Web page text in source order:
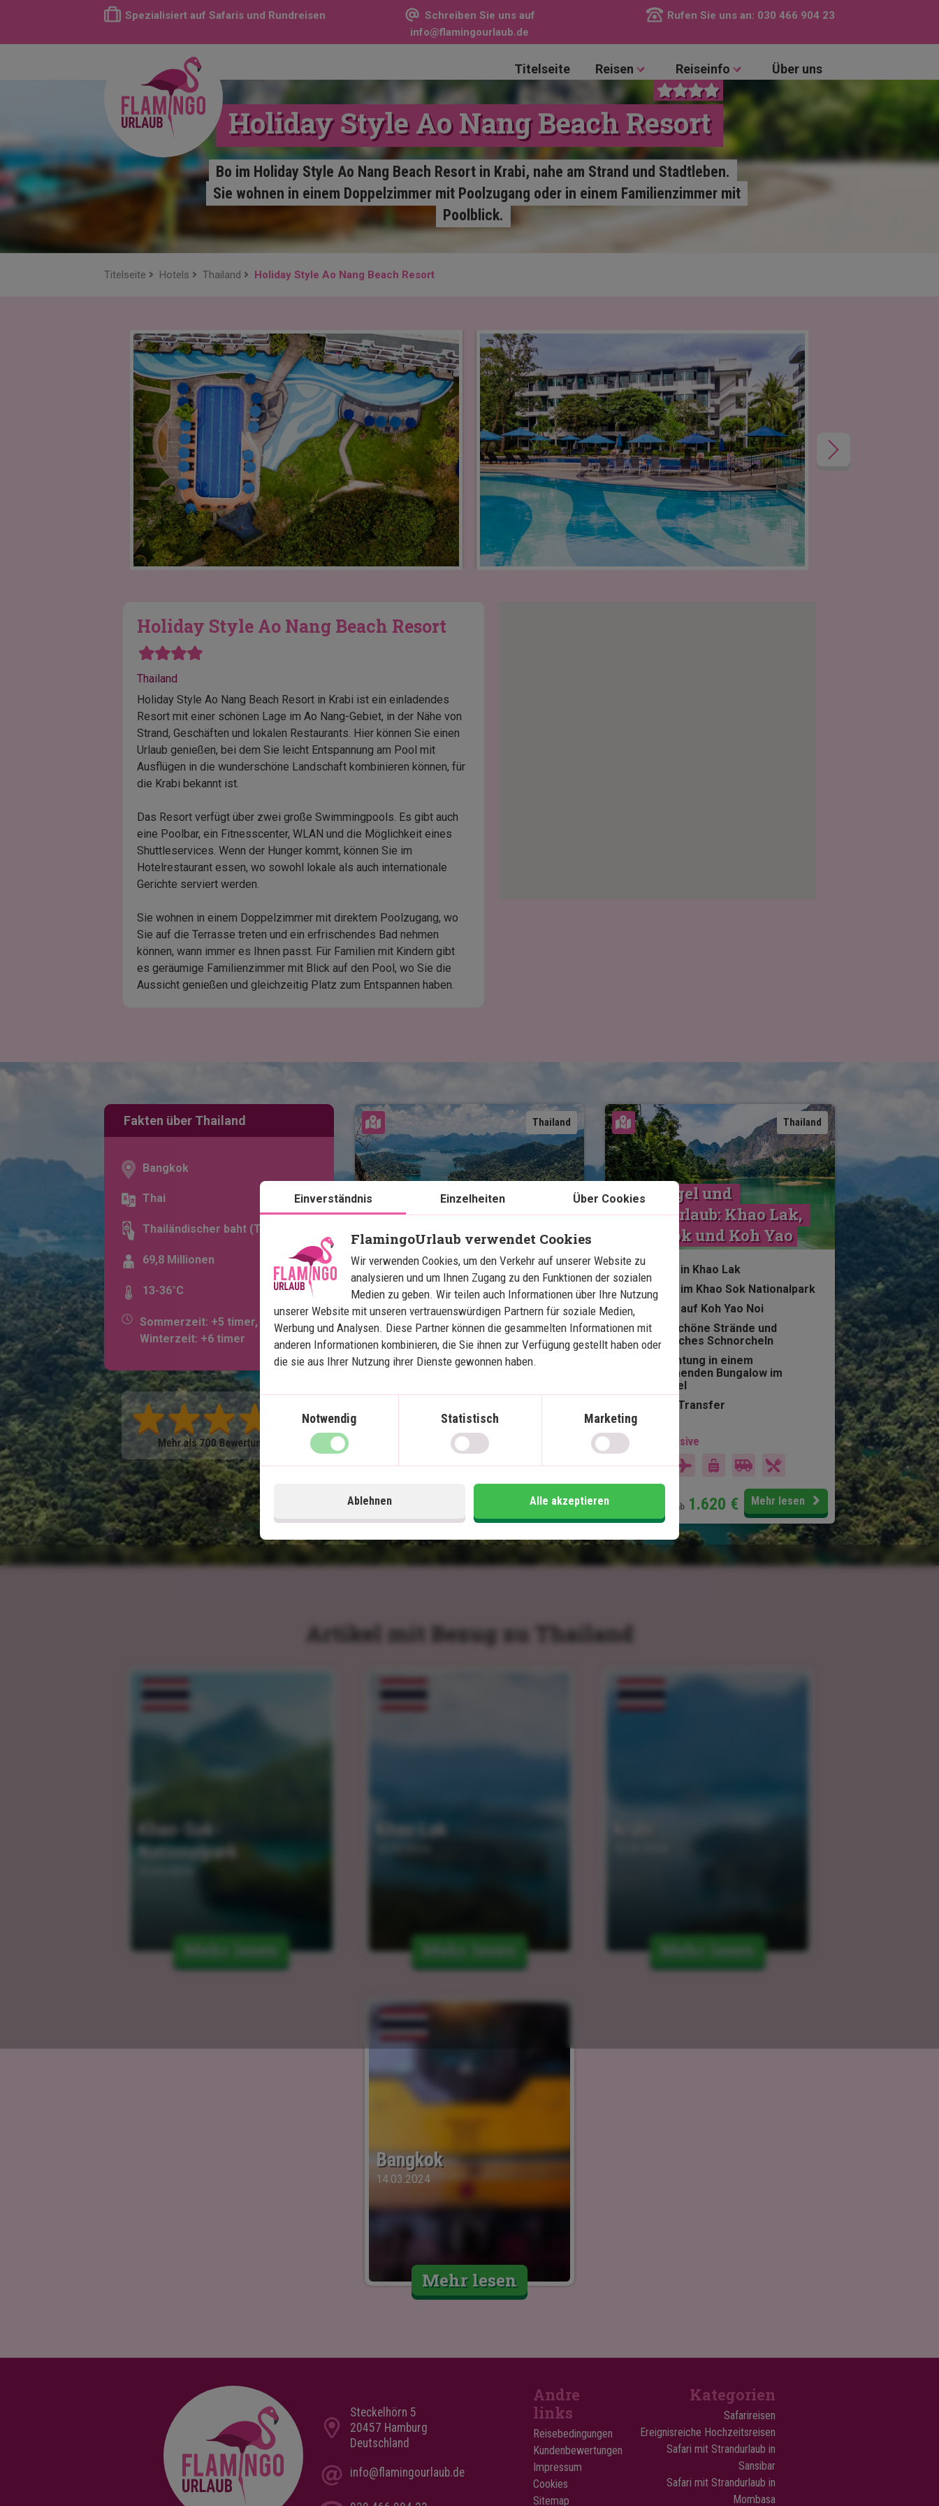
Spezialisiert auf Safaris und Rundreisen
Schreiben Sie uns auf
info@flamingourlaub.de
Rufen Sie uns an: 030 466 904 23
Titelseite Reisen Reiseinfo Über uns
Holiday Style Ao Nang Beach Resort
Bo im Holiday Style Ao Nang Beach Resort in Krabi, nahe am Strand und Stadtleben.
Sie wohnen in einem Doppelzimmer mit Poolzugang oder in einem Familienzimmer mit
Poolblick.
Titelseite Hotels Thailand Holiday Style Ao Nang Beach Resort
Holiday Style Ao Nang Beach Resort
Thailand
Holiday Style Ao Nang Beach Resort in Krabi ist ein einladendes
Resort mit einer schönen Lage im Ao Nang-Gebiet, in der Nähe von
Strand, Geschäften und lokalen Restaurants. Hier können Sie einen
Urlaub genießen, bei dem Sie leicht Entspannung am Pool mit
Ausflügen in die wunderschöne Landschaft kombinieren können, für
die Krabi bekannt ist.
Das Resort verfügt über zwei große Swimmingpools. Es gibt auch
eine Poolbar, ein Fitnesscenter, WLAN und die Möglichkeit eines
Shuttleservices. Wenn der Hunger kommt, können Sie im
Hotelrestaurant essen, wo sowohl lokale als auch internationale
Gerichte serviert werden.
Sie wohnen in einem Doppelzimmer mit direktem Poolzugang, wo
Sie auf die Terrasse treten und ein erfrischendes Bad nehmen
können, wann immer es Ihnen passt. Für Familien mit Kindern gibt
es geräumige Familienzimmer mit Blick auf den Pool, wo Sie die
Aussicht genießen und gleichzeitig Platz zum Entspannen haben.
Fakten über Thailand
Bangkok
Thai
Thailändischer baht (THB)
69,8 Millionen
13-36°C
Sommerzeit: +5 timer,
Winterzeit: +6 timer
Thailand
Karte ansehen
Dschungel und
Strandurlaub: Khao Lak,
Khao Sok und Krabi
5 Nächte in Khao Lak
2 Nächte im Khao Sok Nationalpark
5 Nächte in Krabi
Privat Transport
Unterkunft in einem schwimmenden
Bungalow im Dschungel
Schnorchelmöglichkeiten
15 Tage
Mehr lesen
Thailand
Karte ansehen
Dschungel und
Strandurlaub: Khao Lak,
Khao Sok und Koh Yao
5 Nächte in Khao Lak
2 Nächte im Khao Sok Nationalpark
5 Nächte auf Koh Yao Noi
Wunderschöne Strände und
fantastisches Schnorcheln
Übernachtung in einem
schwimmenden Bungalow im
Dschungel
Privater Transfer
Im Preis inklusive
15 Tage
Person ab 1.620 € Mehr lesen
Artikel mit Bezug zu Thailand
Khao-Sok-
Nationalpark
Mehr lesen
Khao Lak
Mehr lesen Mehr lesen
Bangkok
14.03.2024
Mehr lesen
Einverständnis Einzelheiten Über Cookies
FlamingoUrlaub verwendet Cookies
Wir verwenden Cookies, um den Verkehr auf unserer Website zu
analysieren und um Ihnen Zugang zu den Funktionen der sozialen
Medien zu geben. Wir teilen auch Informationen über Ihre Nutzung
unserer Website mit unseren vertrauenswürdigen Partnern für soziale Medien,
Werbung und Analysen. Diese Partner können die gesammelten Informationen mit
anderen Informationen kombinieren, die Sie ihnen zur Verfügung gestellt haben oder
die sie aus Ihrer Nutzung ihrer Dienste gewonnen haben.
Notwendig Statistisch Marketing
Ablehnen Alle akzeptieren
Steckelhörn 5
20457 Hamburg
Deutschland
info@flamingourlaub.de
Andre
links
Reisebedingungen
Kundenbewertungen
Impressum
Cookies
Sitemap
Kategorien
Safarireisen
Ereignisreiche Hochzeitsreisen
Safari mit Strandurlaub in
Sansibar
Safari mit Strandurlaub in
Mombasa